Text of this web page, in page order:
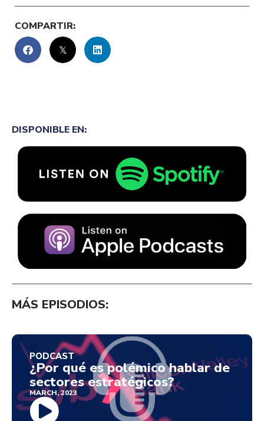
COMPARTIR:
DISPONIBLE EN:
MÁS EPISODIOS:
PODCAST
¿Por qué es polémico hablar de
sectores estratégicos?
MARCH, 2023